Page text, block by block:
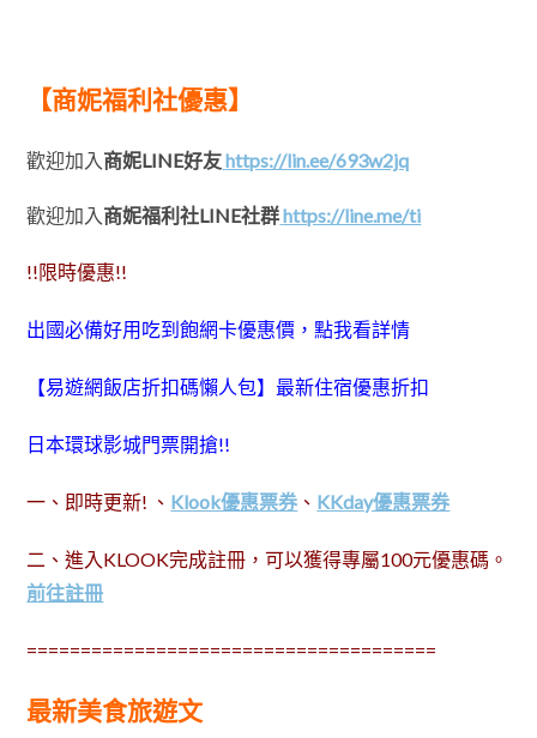
【商妮福利社優惠】
歡迎加入 商妮LINE好友https://lin.ee/693w2jq
歡迎加入 商妮福利社LINE社群https://line.me/ti
!!限時優惠!!
出國必備好用吃到飽網卡優惠價，點我看詳情
【易遊網飯店折扣碼懶人包】最新住宿優惠折扣
日本環球影城門票開搶!!
一、即時更新! 、 Klook優惠票券 、 KKday優惠票券
二、進入KLOOK完成註冊，可以獲得專屬100元優惠碼。
前往註冊
======================================
最新美食旅遊文